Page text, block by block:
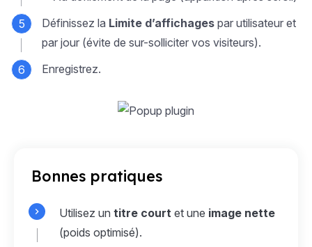
Définissez la Limite d’affichages par utilisateur et
par jour (évite de sur-solliciter vos visiteurs).
Enregistrez.
Bonnes pratiques
Utilisez un titre court et une image nette
(poids optimisé).